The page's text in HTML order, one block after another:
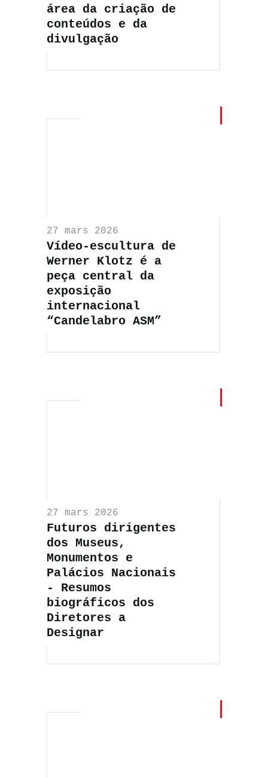
área da criação de
conteúdos e da
divulgação
27 mars 2026
Vídeo-escultura de
Werner Klotz é a
peça central da
exposição
internacional
“Candelabro ASM”
27 mars 2026
Futuros dirigentes
dos Museus,
Monumentos e
Palácios Nacionais
- Resumos
biográficos dos
Diretores a
Designar